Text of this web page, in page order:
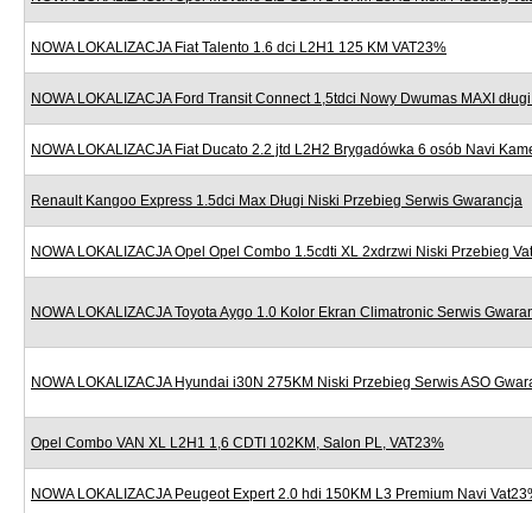
NOWA LOKALIZACJA Fiat Talento 1.6 dci L2H1 125 KM VAT23%
NOWA LOKALIZACJA Ford Transit Connect 1,5tdci Nowy Dwumas MAXI
NOWA LOKALIZACJA Fiat Ducato 2.2 jtd L2H2 Brygadówka 6 osób Navi
Renault Kangoo Express 1.5dci Max Długi Niski Przebieg Serwis Gwarancja
NOWA LOKALIZACJA Opel Opel Combo 1.5cdti XL 2xdrzwi Niski Przebieg
NOWA LOKALIZACJA Toyota Aygo 1.0 Kolor Ekran Climatronic Serwis
NOWA LOKALIZACJA Hyundai i30N 275KM Niski Przebieg Serwis ASO
Opel Combo VAN XL L2H1 1,6 CDTI 102KM, Salon PL, VAT23%
NOWA LOKALIZACJA Peugeot Expert 2.0 hdi 150KM L3 Premium Navi